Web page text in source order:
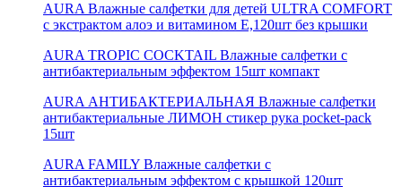
AURA Влажные салфетки для детей ULTRA COMFORT
с экстрактом алоэ и витамином Е,120шт без крышки
AURA TROPIC COCKTAIL Влажные салфетки с
антибактериальным эффектом 15шт компакт
AURA АНТИБАКТЕРИАЛЬНАЯ Влажные салфетки
антибактериальные ЛИМОН стикер рука pocket-pack
15шт
AURA FAMILY Влажные салфетки с
антибактериальным эффектом с крышкой 120шт